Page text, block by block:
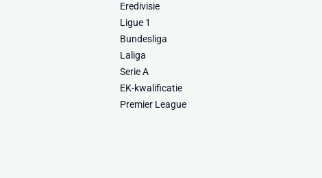
Eredivisie
Ligue 1
Bundesliga
Laliga
Serie A
EK-kwalificatie
Premier League